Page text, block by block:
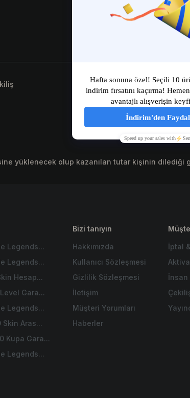
yüklenecek olup kazanılan tutar kişinin dilediği
Legends...
Legends...
Hesap...
Gara...
Legends...
Skin Aras...
Kupa Gara...
Legends...
Bizi tanıyın
Hakkımızda
Kullanıcı Sözleşmesi
Gizlilik Sözleşmesi
İletişim
Müşteri Yorumları
Haberler
İptal
İnsan